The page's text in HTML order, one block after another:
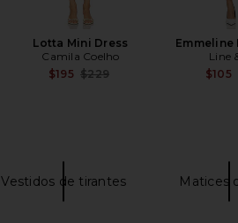
Lotta Mini Dress
Camila Coelho
$195 Previous price:
$229
Emmeline
Line
$105
Vestidos de tirantes Matices